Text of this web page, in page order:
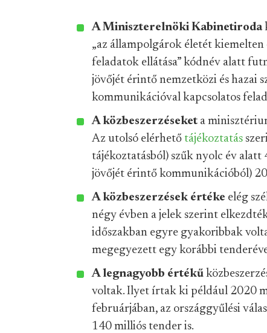
A Miniszterelnöki Kabinetiroda
„az állampolgárok életét
feladatok ellátása” kódnév alatt
jövőjét érintő nemzetközi és hazai
kommunikációval kapcsolatos
A közbeszerzéseket a
Az utolsó elérhető tájékoztatás
tájékoztatásból) szűk nyolc év
jövőjét érintő kommunikációból)
A közbeszerzések értéke elég
négy évben a jelek szerint
időszakban egyre gyakoribbak
megegyezett egy korábbi
A legnagyobb értékű
voltak. Ilyet írtak ki például 2020
februárjában, az országgyűlési
140 milliós tender is.